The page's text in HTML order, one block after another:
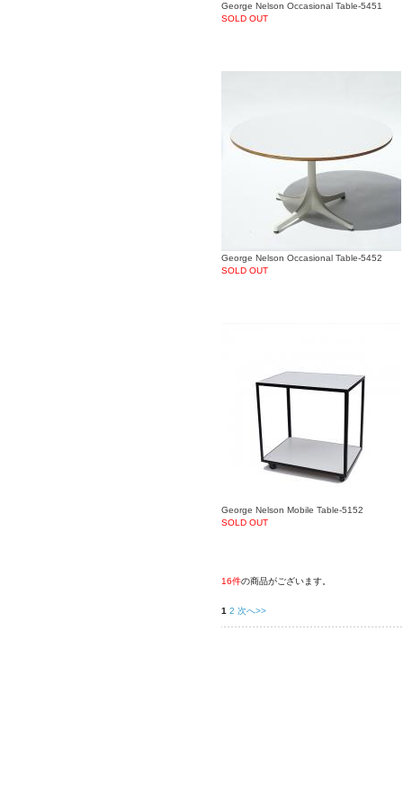
George Nelson Occasional Table-5451
SOLD OUT
George Nelson Occasional Table-5452
SOLD OUT
George Nelson Mobile Table-5152
SOLD OUT
16件の商品がございます。
1 2 次へ>>